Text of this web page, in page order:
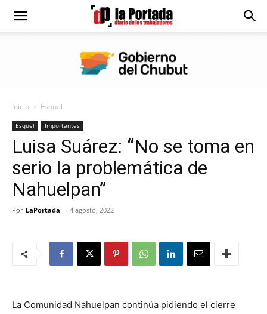
Diario
Portada
Inicio Esquel
Esquel Importantes
Luisa Suárez: “No se toma en
serio la problemática de
Nahuelpan”
Por LaPortada - 4 agosto, 2022
La Comunidad Nahuelpan continúa pidiendo el cierre